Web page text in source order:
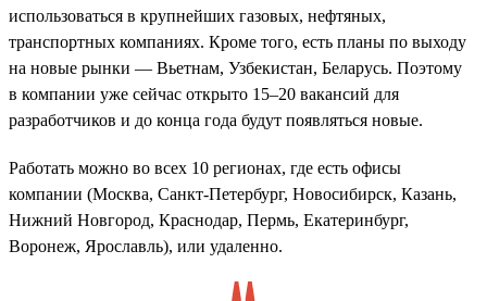
использоваться в крупнейших газовых, нефтяных,
транспортных компаниях. Кроме того, есть планы по выходу
на новые рынки — Вьетнам, Узбекистан, Беларусь. Поэтому
в компании уже сейчас открыто 15–20 вакансий для
разработчиков и до конца года будут появляться новые.
Работать можно во всех 10 регионах, где есть офисы
компании (Москва, Санкт-Петербург, Новосибирск, Казань,
Нижний Новгород, Краснодар, Пермь, Екатеринбург,
Воронеж, Ярославль), или удаленно.